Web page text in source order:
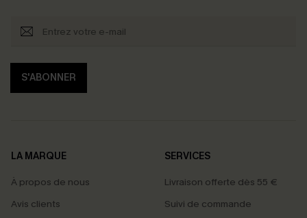
S'ABONNER
LA MARQUE
À propos de nous
Avis clients
SERVICES
Livraison offerte dès 55 €
Suivi de commande